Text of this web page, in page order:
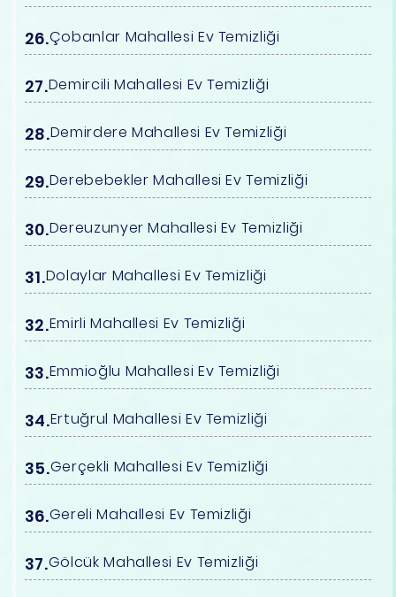
Çobanlar Mahallesi Ev Temizliği
Demircili Mahallesi Ev Temizliği
Demirdere Mahallesi Ev Temizliği
Derebebekler Mahallesi Ev Temizliği
Dereuzunyer Mahallesi Ev Temizliği
Dolaylar Mahallesi Ev Temizliği
Emirli Mahallesi Ev Temizliği
Emmioğlu Mahallesi Ev Temizliği
Ertuğrul Mahallesi Ev Temizliği
Gerçekli Mahallesi Ev Temizliği
Gereli Mahallesi Ev Temizliği
Gölcük Mahallesi Ev Temizliği